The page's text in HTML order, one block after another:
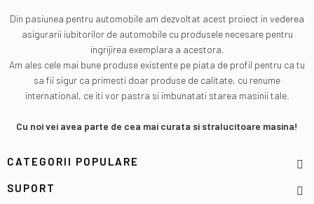
Din pasiunea pentru automobile am dezvoltat acest proiect in vederea
asigurarii iubitorilor de automobile cu produsele necesare pentru
ingrijirea exemplara a acestora.
Am ales cele mai bune produse existente pe piata de profil pentru ca tu
sa fii sigur ca primesti doar produse de calitate, cu renume
international, ce iti vor pastra si imbunatati starea masinii tale.
Cu noi vei avea parte de cea mai curata si stralucitoare masina!
CATEGORII POPULARE
SUPORT